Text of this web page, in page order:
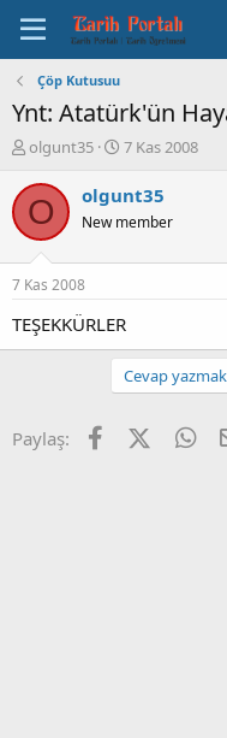
Çöp Kutusuu
Ynt: Atatürk'ün
K
n
b
u
u
b
a
ş
n
olgunt35
B
ş
a
ç
a
r
h
7 Kas 2008
O olgunt35
New member
7 Kas 2008
TEŞEKKÜRLER
Cevap
Paylaş: Facebook
X